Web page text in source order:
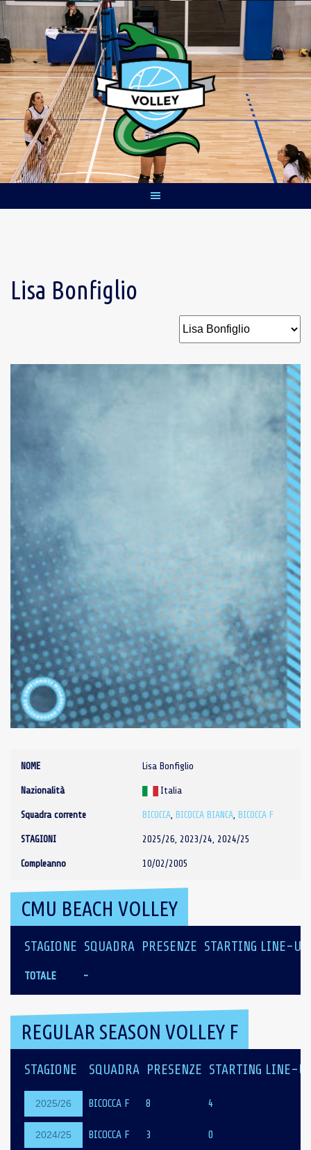
Skip
to
content
Lisa Bonfiglio
NOME Lisa Bonfiglio
Nazionalità Italia
Squadra corrente BICOCCA, BICOCCA BIANCA, BICOCCA F
STAGIONI 2025/26, 2023/24, 2024/25
Compleanno 10/02/2005
CMU BEACH VOLLEY
STAGIONE SQUADRA PRESENZE STARTING LINE-UP
TOTALE -
REGULAR SEASON VOLLEY F
STAGIONE SQUADRA PRESENZE STARTING LINE-
2025/26 BICOCCA F 8 4
2024/25 BICOCCA F 3 0